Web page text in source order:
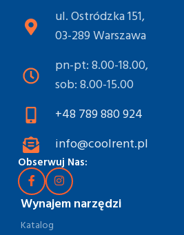
ul. Ostródzka 151,
03-289 Warszawa
pn-pt: 8.00-18.00,
sob: 8.00-15.00
+48 789 880 924
info@coolrent.pl
Obserwuj Nas:
Wynajem narzędzi
Katalog